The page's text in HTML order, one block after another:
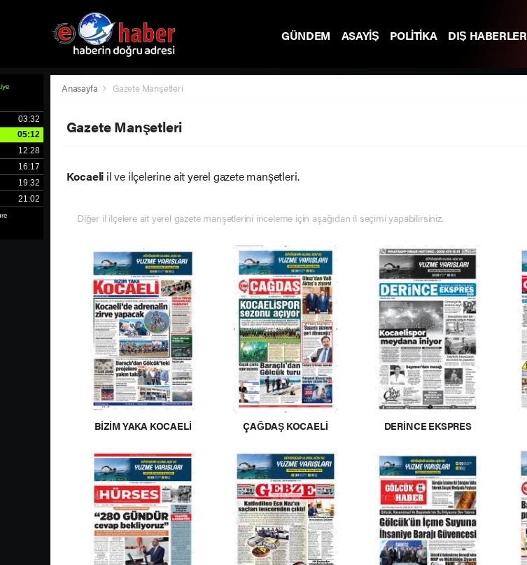
GÜNDEM ASAYİŞ POLİTİKA DIŞ HABERLER
Anasayfa Gazete Manşetleri
Gazete Manşetleri
Kocaeli il ve ilçelerine ait yerel gazete manşetleri.
Diğer il ilçelere ait yerel gazete manşetlerini inceleme için aşağıdan il seçimi yapabilirsiniz.
BİZİM YAKA KOCAELİ ÇAĞDAŞ KOCAELİ DERİNCE EKSPRES